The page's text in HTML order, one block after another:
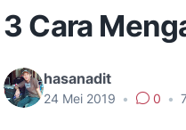
3 Cara
hasanadit
24 Mei 2019 • 0 •